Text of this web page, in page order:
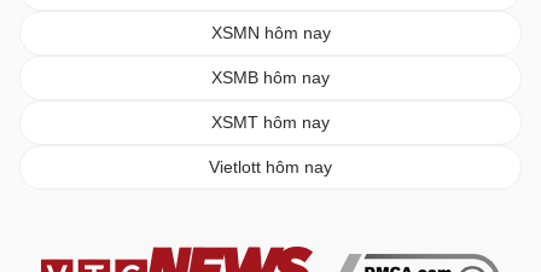
XSMN hôm nay
XSMB hôm nay
XSMT hôm nay
Vietlott hôm nay